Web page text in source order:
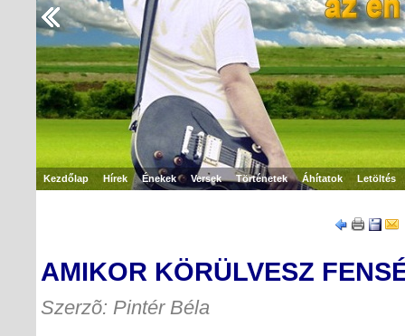
Kezdőlap Hírek Énekek Versek Történetek Áhítatok Letöltés
AMIKOR KÖRÜLVESZ
Szerzõ: Pintér Béla